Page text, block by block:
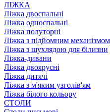
ЛІЖКА
Ліжка двоспальні
Ліжка односпальні
Ліжка полуторні
Ліжка з підйомним механізмом
Ліжка з шухлядою для білизни
Ліжка-дивани
Ліжка двоярусні
Ліжка дитячі
Ліжка з м'яким узголів'ям
Ліжка білого кольору
СТОЛИ